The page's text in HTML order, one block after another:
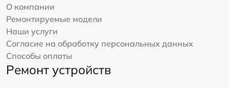
О компании
Ремонтируемые модели
Наши услуги
Согласие на обработку персональных данных
Способы оплаты
Ремонт устройств